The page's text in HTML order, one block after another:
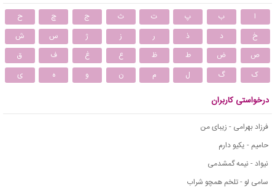
ا ب پ ت ث ج چ
ح
خ
د ذ ر ز ژ س
ش
ص
ض ط ظ ع غ ف
ق
ک
گ ل م ن و ه ی
درخواستی کاربران
فرزاد بهرامی - زیبای من
حامیم - یکیو دارم
نیواد - نیمه گمشدمی
سامی لو - تلخم همچو شراب